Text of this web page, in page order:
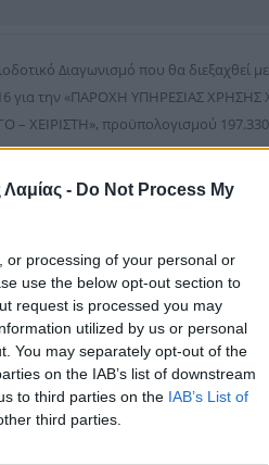
- Do Not Process My
or processing of your personal or
use the below opt-out section to
request is processed you may
utilized by us or personal
You may separately opt-out of the
on the IAB’s list of downstream
to third parties on the IAB’s List of
third parties.
Διαγωνισμό που θα διεξαχθεί
για την «ΠΑΡΟΧΗ ΥΠΗΡΕΣΙΑΣ
προϋπολογισμού
244.689,20 €
σύστημα προσφοράς με συμπλήρωση
Ηλεκτρονικών Δημοσίων Συμβάσεων
από την ημερομηνία
οριζόμενα στην παράγραφο 1α του
2019 και ώρα 18:00.. με συμμετοχή
και όλες οι ανταλλαγές πληροφοριών,
χρήση της πλατφόρμας του Εθνικού
μέσω της Διαδικτυακής πύλης